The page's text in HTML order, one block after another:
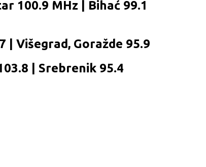
100.9 MHz | Bihać 99.1
| Višegrad, Goražde 95.9
| Srebrenik 95.4